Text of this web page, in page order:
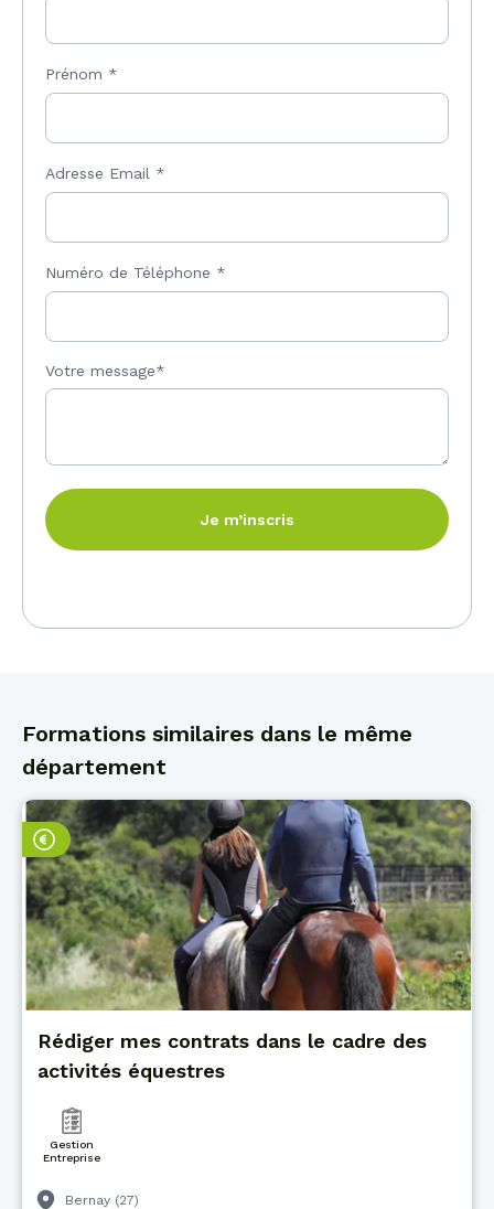
Prénom *
Adresse Email *
Numéro de Téléphone *
Votre message*
Je m’inscris
Formations similaires dans le même
département
Rédiger mes contrats dans le cadre des
activités équestres
Gestion
Entreprise
Bernay (27)